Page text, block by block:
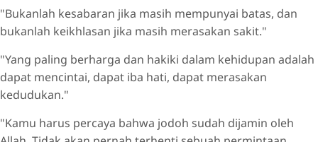
"Bukanlah kesabaran jika masih mempunyai batas, dan
bukanlah keikhlasan jika masih merasakan sakit."
"Yang paling berharga dan hakiki dalam kehidupan adalah
dapat mencintai, dapat iba hati, dapat merasakan
kedudukan."
"Kamu harus percaya bahwa jodoh sudah dijamin oleh